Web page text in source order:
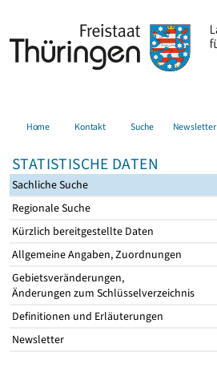
Home Kontakt Suche Newsletter
STATISTISCHE DATEN
Sachliche Suche
Regionale Suche
Kürzlich bereitgestellte Daten
Allgemeine Angaben, Zuordnungen
Gebietsveränderungen,
Änderungen zum Schlüsselverzeichnis
Definitionen und Erläuterungen
Newsletter